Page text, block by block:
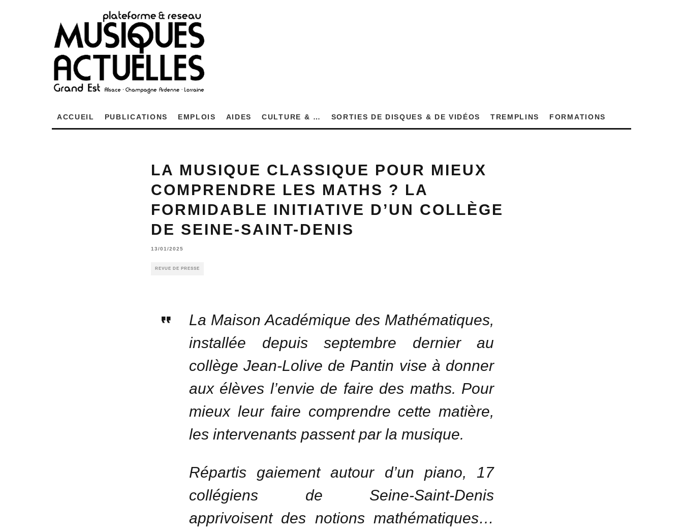
ACCUEIL PUBLICATIONS EMPLOIS AIDES CULTURE & … SORTIES DE DISQUES & DE VIDÉOS TREMPLINS FORMATIONS
LA MUSIQUE CLASSIQUE POUR MIEUX
COMPRENDRE LES MATHS ? LA
FORMIDABLE INITIATIVE D’UN COLLÈGE
DE SEINE-SAINT-DENIS
13/01/2025
REVUE DE PRESSE
La Maison Académique des Mathématiques,
installée depuis septembre dernier au
collège Jean-Lolive de Pantin vise à donner
aux élèves l’envie de faire des maths. Pour
mieux leur faire comprendre cette matière,
les intervenants passent par la musique.
Répartis gaiement autour d’un piano, 17
collégiens de Seine-Saint-Denis
apprivoisent des notions mathématiques…